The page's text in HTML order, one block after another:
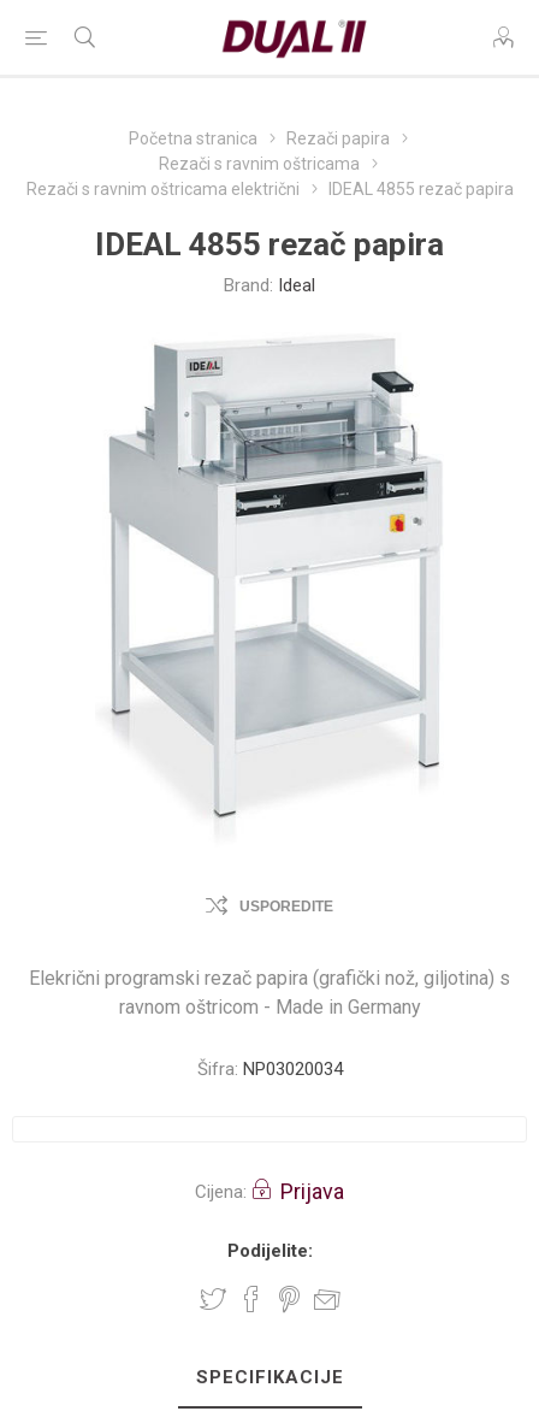
Početna stranica
Rezači papira
Rezači s ravnim oštricama
Rezači s ravnim oštricama električni
IDEAL 4855 rezač papira
IDEAL 4855 rezač papira
Brand: Ideal
USPOREDITE
Elekrični programski rezač papira (grafički nož, giljotina) s
ravnom oštricom - Made in Germany
Šifra: NP03020034
Cijena: Prijava
Podijelite:
SPECIFIKACIJE